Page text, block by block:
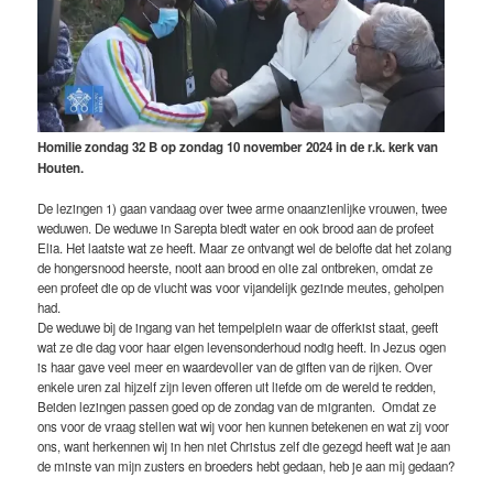
Homilie zondag 32 B op zondag 10 november 2024 in de r.k. kerk van
Houten.
De lezingen 1) gaan vandaag over twee arme onaanzienlijke vrouwen, twee
weduwen. De weduwe in Sarepta biedt water en ook brood aan de profeet
Elia. Het laatste wat ze heeft. Maar ze ontvangt wel de belofte dat het zolang
de hongersnood heerste, nooit aan brood en olie zal ontbreken, omdat ze
een profeet die op de vlucht was voor vijandelijk gezinde meutes, geholpen
had.
De weduwe bij de ingang van het tempelplein waar de offerkist staat, geeft
wat ze die dag voor haar eigen levensonderhoud nodig heeft. In Jezus ogen
is haar gave veel meer en waardevoller van de giften van de rijken. Over
enkele uren zal hijzelf zijn leven offeren uit liefde om de wereld te redden,
Beiden lezingen passen goed op de zondag van de migranten. Omdat ze
ons voor de vraag stellen wat wij voor hen kunnen betekenen en wat zij voor
ons, want herkennen wij in hen niet Christus zelf die gezegd heeft wat je aan
de minste van mijn zusters en broeders hebt gedaan, heb je aan mij gedaan?